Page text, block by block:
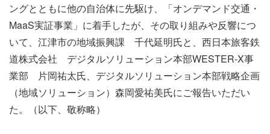
ングとともに他の自治体に先駆け、「オンデマンド交通・
MaaS実証事業」に着手したが、その取り組みや反響につ
いて、江津市の地域振興課 千代延明氏と、西日本旅客鉄
道株式会社 デジタルソリューション本部WESTER-X事
業部 片岡祐太氏、デジタルソリューション本部戦略企画
（地域ソリューション）森岡愛祐美氏にご報告いただい
た。（以下、敬称略）